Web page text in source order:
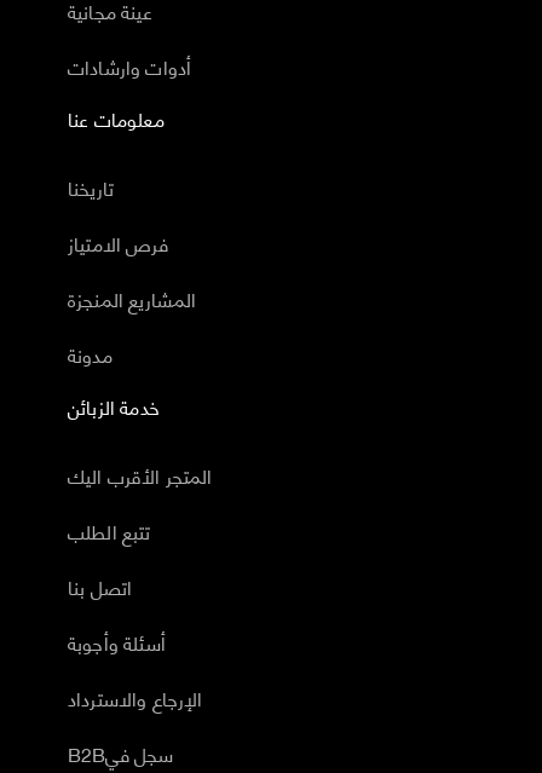
عينة مجانية
أدوات وارشادات
معلومات عنا
تاريخنا
فرص الامتياز
المشاريع المنجزة
مدونة
خدمة الزبائن
المتجر الأقرب اليك
تتبع الطلب
اتصل بنا
أسئلة وأجوبة
الإرجاع والاسترداد
B2Bسجل في